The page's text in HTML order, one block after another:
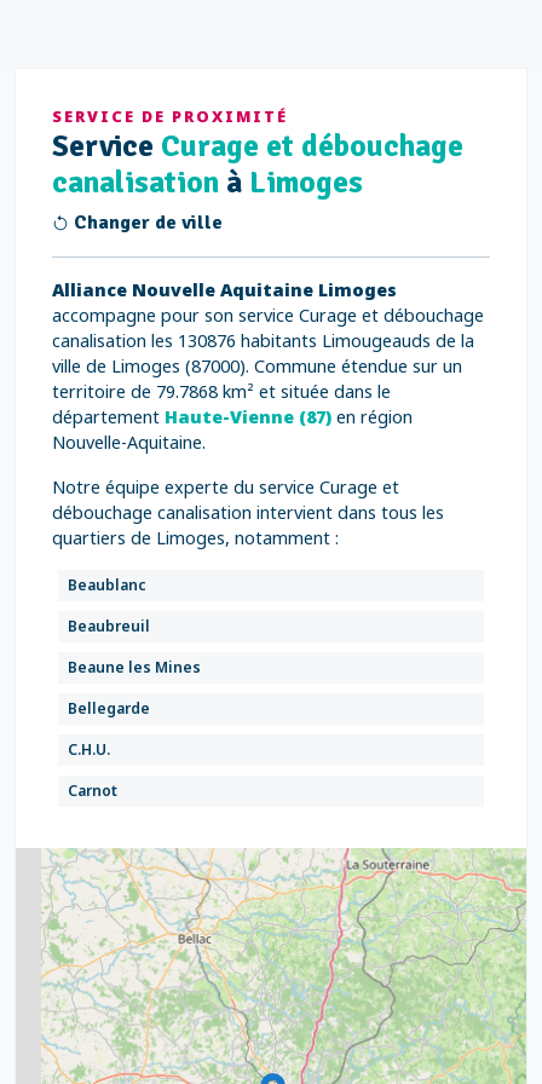
SERVICE DE PROXIMITÉ
Service Curage et débouchage
canalisation à Limoges
Changer de ville
Alliance Nouvelle Aquitaine Limoges
accompagne pour son service Curage et débouchage
canalisation les 130876 habitants Limougeauds de la
ville de Limoges (87000). Commune étendue sur un
territoire de 79.7868 km² et située dans le
département Haute-Vienne (87) en région
Nouvelle-Aquitaine.
Notre équipe experte du service Curage et
débouchage canalisation intervient dans tous les
quartiers de Limoges, notamment :
Beaublanc
Beaubreuil
Beaune les Mines
Bellegarde
C.H.U.
Carnot
Cité de la Bastide
Durkheim
Ester
Étoile de Fontaury
Fustel de Coulanges
Gérard Philipe
2
6
2
9
8
5
11
7